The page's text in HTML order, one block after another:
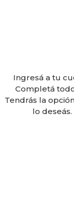
Ingresá a tu
Completá
Tendrás la
lo